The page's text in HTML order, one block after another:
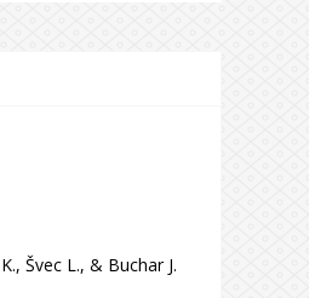
Švec L., & Buchar J.